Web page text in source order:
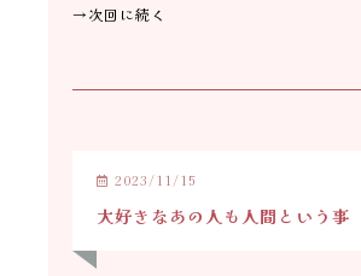
→次回に続く
2023/11/15
大好きなあの人も人間という事